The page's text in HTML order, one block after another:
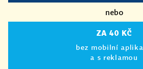
nebo
ZA 40 KČ
bez mobilní
a s reklamou